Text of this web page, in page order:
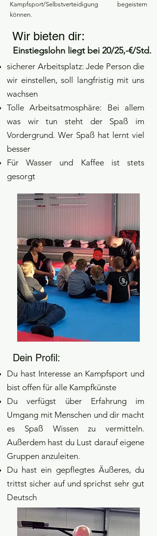
Kampfsport/Selbstverteidigung begeistern
können.
Wir bieten dir:
sicherer Arbeitsplatz: Jede Person die
wir einstellen, soll langfristig mit uns
wachsen
Tolle Arbeitsatmosphäre: Bei allem
was wir tun steht der Spaß im
Vordergrund. Wer Spaß hat lernt viel
besser
Für Wasser und Kaffee ist stets
gesorgt
Einstiegslohn liegt bei 20/25,-€/Std.
Dein Profil:
Du hast Interesse an Kampfsport und
bist offen für alle Kampfkünste
Du verfügst über Erfahrung im
Umgang mit Menschen und dir macht
es Spaß Wissen zu vermitteln.
Außerdem hast du Lust darauf eigene
Gruppen anzuleiten.
Du hast ein gepflegtes Äußeres, du
trittst sicher auf und sprichst sehr gut
Deutsch